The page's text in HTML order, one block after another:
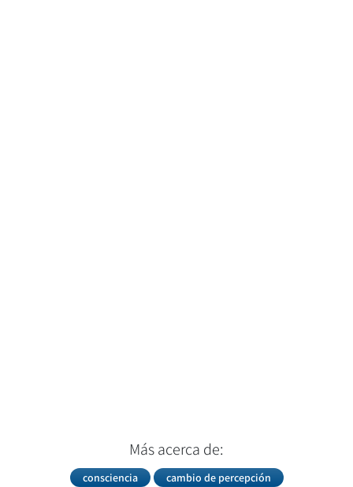
Más acerca de:
consciencia
cambio de percepción